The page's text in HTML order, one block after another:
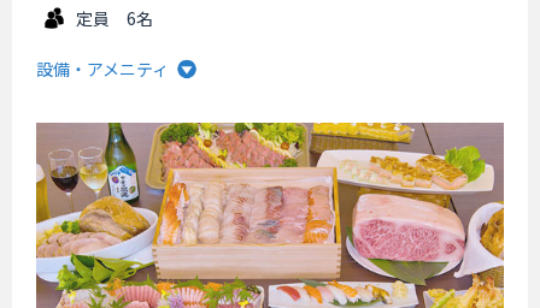
定員 6名
設備・アメニティ